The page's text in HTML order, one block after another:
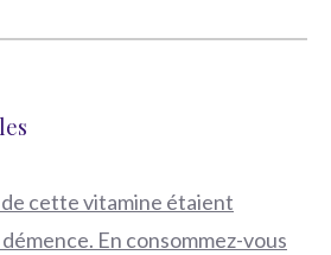
cette vitamine étaient
En consommez-vous